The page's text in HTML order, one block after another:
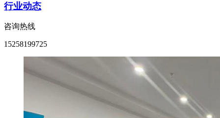
行业动态
咨询热线
15258199725